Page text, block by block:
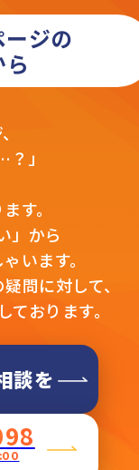
ジの
」
す。
」から
います。
問に対して、
おります。
談を